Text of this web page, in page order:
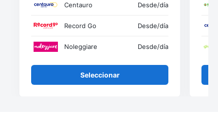
Centauro Desde/día
Record Go Desde/día
Noleggiare Desde/día
Seleccionar